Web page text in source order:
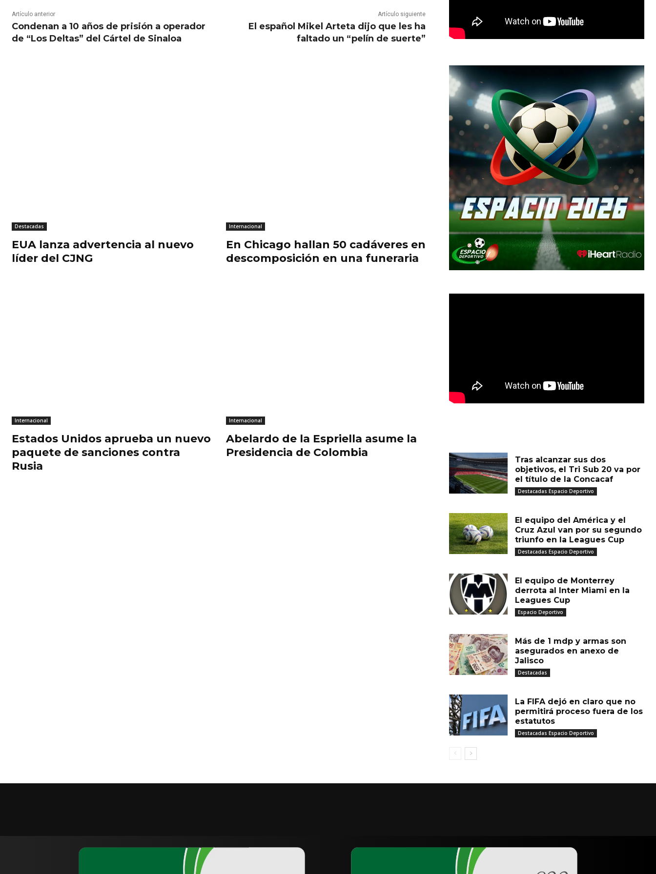
Artículo anterior
Condenan a 10 años de prisión a operador
de “Los Deltas” del Cártel de Sinaloa
Artículo siguiente
El español Mikel Arteta dijo que les ha
faltado un “pelín de suerte”
Destacadas
EUA lanza advertencia al nuevo
líder del CJNG
Internacional
En Chicago hallan 50 cadáveres en
descomposición en una funeraria
Internacional
Estados Unidos aprueba un nuevo
paquete de sanciones contra
Rusia
Internacional
Abelardo de la Espriella asume la
Presidencia de Colombia
Tras alcanzar sus dos
objetivos, el Tri Sub 20 va por
el título de la Concacaf
Destacadas Espacio Deportivo
El equipo del América y el
Cruz Azul van por su segundo
triunfo en la Leagues Cup
Destacadas Espacio Deportivo
El equipo de Monterrey
derrota al Inter Miami en la
Leagues Cup
Espacio Deportivo
Más de 1 mdp y armas son
asegurados en anexo de
Jalisco
Destacadas
La FIFA dejó en claro que no
permitirá proceso fuera de los
estatutos
Destacadas Espacio Deportivo